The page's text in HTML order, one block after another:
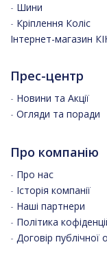
- Шини
- Кріплення Коліс
Інтернет-магазин
Прес-центр
- Новини та Акції
- Огляди та поради
Про компанію
- Про нас
- Історія компанії
- Наші партнери
- Політика
- Договір публічної